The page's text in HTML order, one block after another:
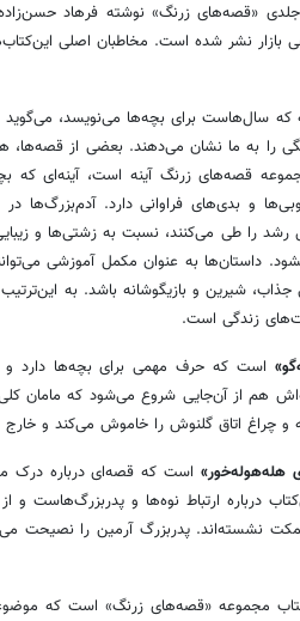
۵ جلدی «قصه‌های زرنگ» نوشته فرهاد
بازار نشر شده است. مخاطبان اصلی
که سال‌هاست برای بچه‌ها می‌نویسد،
را به ما نشان می‌دهند. بعضی از قصه‌ها،
قصه‌های زرنگ آینه است، آینه‌ای که
و بدی‌های فراوانی دارد. آدم‌بزرگ‌ها
رشد را طی می‌کنند، نسبت به زشتی‌ها و
داستان‌ها به عنوان مکمل آموزشی
جذاب، شیرین و بازیگوشانه باشد. به
زندگی است.
است که حرف مهمی برای بچه‌ها دارد و
هم از آن‌جایی شروع می‌شود که مامان کلی
و چراغ اتاق گلنوش را خاموش می‌کند و
هله‌هوله‌خور»است که قصه‌ای درباره درک
درباره ارتباط نوه‌ها و پدربزرگ‌هاست
نشسته‌اند. پدربزرگ آرمین را نصیحت
مجموعه «قصه‌های زرنگ» است که